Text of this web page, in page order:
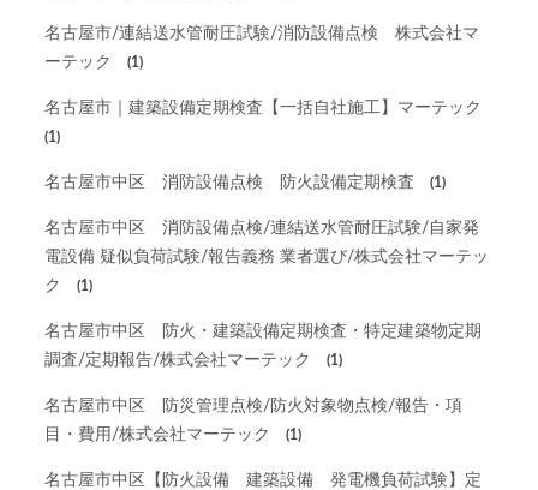
名古屋市/連結送水管耐圧試験/消防設備点検 株式会社マ
ーテック
(1)
名古屋市｜建築設備定期検査【一括自社施工】マーテック
(1)
名古屋市中区 消防設備点検 防火設備定期検査 (1)
名古屋市中区 消防設備点検/連結送水管耐圧試験/自家発
電設備 疑似負荷試験/報告義務 業者選び/株式会社マーテッ
ク
(1)
名古屋市中区 防火・建築設備定期検査・特定建築物定期
調査/定期報告/株式会社マーテック
(1)
名古屋市中区 防災管理点検/防火対象物点検/報告・項
目・費用/株式会社マーテック
(1)
名古屋市中区【防火設備 建築設備 発電機負荷試験】定